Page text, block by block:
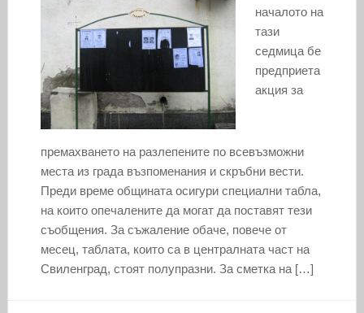
началото на
тази
седмица бе
предприета
акция за
премахването на разлепените по всевъзможни
места из града възпоменания и скръбни вести.
Преди време общината осигури специални табла,
на които опечалените да могат да поставят тези
съобщения. За съжаление обаче, повече от
месец, таблата, които са в централната част на
Свиленград, стоят полупразни. За сметка на […]